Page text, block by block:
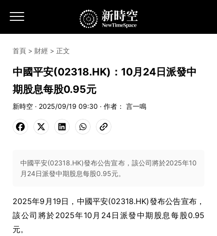
首頁 > 財經 > 正文
中國平安(02318.HK)：10月24日派發中
期股息每股0.95元
新時空 · 2025/09/19 09:30 · 作者： 言一鳴
中國平安(02318.HK)發布公告宣布，該公司將於2025年10
月24日派發中期股息每股0.95元。
2025年9月19日，中國平安(02318.HK)發布公告宣布，
該公司將於2025年10 月 24日派發中期股息每股0.95
元。